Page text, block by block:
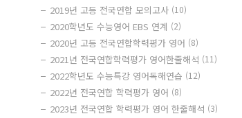
2019년 고등 전국연합 모의고사 (10)
2020학년도 수능영어 EBS 연계 (2)
2020년 고등 전국연합학력평가 영어 (8)
2021년 전국연합학력평가 영어한줄해석 (11)
2022학년도 수능특강 영어독해연습 (12)
2022년 전국연합 학력평가 영어 (8)
2023년 전국연합 학력평가 영어 한줄해석 (3)